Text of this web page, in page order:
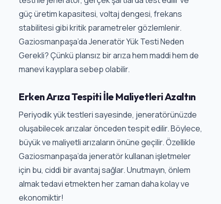
güç üretim kapasitesi, voltaj dengesi, frekans
stabilitesi gibi kritik parametreler gözlemlenir.
Gaziosmanpaşa’da Jeneratör Yük Testi Neden
Gerekli? Çünkü plansız bir arıza hem maddi hem de
manevi kayıplara sebep olabilir.
Erken Arıza Tespiti İle Maliyetleri Azaltın
Periyodik yük testleri sayesinde, jeneratörünüzde
oluşabilecek arızalar önceden tespit edilir. Böylece,
büyük ve maliyetli arızaların önüne geçilir. Özellikle
Gaziosmanpaşa’da jeneratör kullanan işletmeler
için bu, ciddi bir avantaj sağlar. Unutmayın, önlem
almak tedavi etmekten her zaman daha kolay ve
ekonomiktir!